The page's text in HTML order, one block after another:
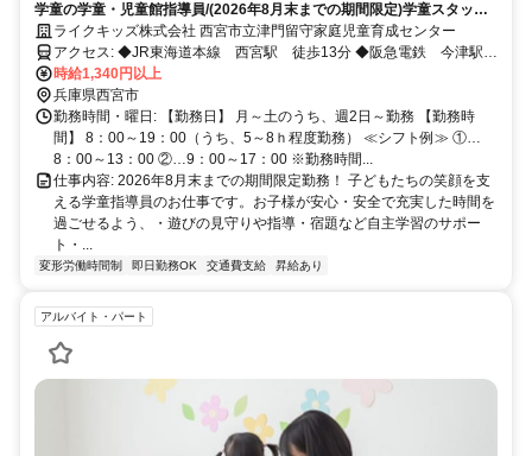
学童の学童・児童館指導員/(2026年8月末までの期間限定)学童スタッフ
大募集!1日4h～OK！シフト制だからプライベートも充実!
ライクキッズ株式会社 西宮市立津門留守家庭児童育成センター
アクセス: ◆JR東海道本線 西宮駅 徒歩13分 ◆阪急電鉄 今津駅
徒歩10分
時給1,340円以上
兵庫県西宮市
勤務時間・曜日: 【勤務日】 月～土のうち、週2日～勤務 【勤務時
間】 8：00～19：00（うち、5～8ｈ程度勤務） ≪シフト例≫ ①…
8：00～13：00 ②…9：00～17：00 ※勤務時間...
仕事内容: 2026年8月末までの期間限定勤務！ 子どもたちの笑顔を支
える学童指導員のお仕事です。お子様が安心・安全で充実した時間を
過ごせるよう、・遊びの見守りや指導・宿題など自主学習のサポー
ト・...
変形労働時間制 即日勤務OK 交通費支給 昇給あり
アルバイト・パート